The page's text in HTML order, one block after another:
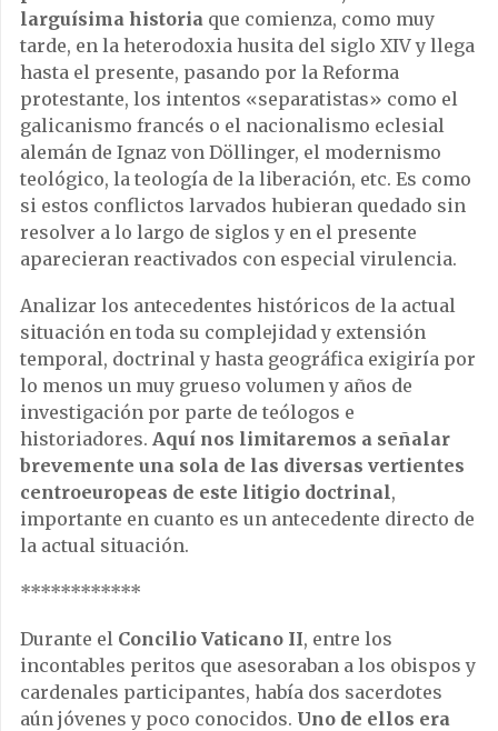
larguísima historia que comienza, como muy
tarde, en la heterodoxia husita del siglo XIV y llega
hasta el presente, pasando por la Reforma
protestante, los intentos «separatistas» como el
galicanismo francés o el nacionalismo eclesial
alemán de Ignaz von Döllinger, el modernismo
teológico, la teología de la liberación, etc. Es como
si estos conflictos larvados hubieran quedado sin
resolver a lo largo de siglos y en el presente
aparecieran reactivados con especial virulencia.
Analizar los antecedentes históricos de la actual
situación en toda su complejidad y extensión
temporal, doctrinal y hasta geográfica exigiría por
lo menos un muy grueso volumen y años de
investigación por parte de teólogos e
historiadores. Aquí nos limitaremos a señalar
brevemente una sola de las diversas vertientes
centroeuropeas de este litigio doctrinal,
importante en cuanto es un antecedente directo de
la actual situación.
************
Durante el Concilio Vaticano II, entre los
incontables peritos que asesoraban a los obispos y
cardenales participantes, había dos sacerdotes
aún jóvenes y poco conocidos. Uno de ellos era